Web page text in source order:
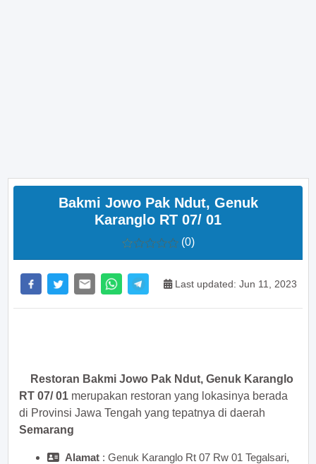
Bakmi Jowo Pak Ndut, Genuk
Karanglo RT 07/ 01
(0)
Last updated: Jun 11, 2023
Restoran Bakmi Jowo Pak Ndut, Genuk Karanglo
RT 07/ 01 merupakan restoran yang lokasinya berada
di Provinsi Jawa Tengah yang tepatnya di daerah
Semarang
Alamat : Genuk Karanglo Rt 07 Rw 01 Tegalsari,